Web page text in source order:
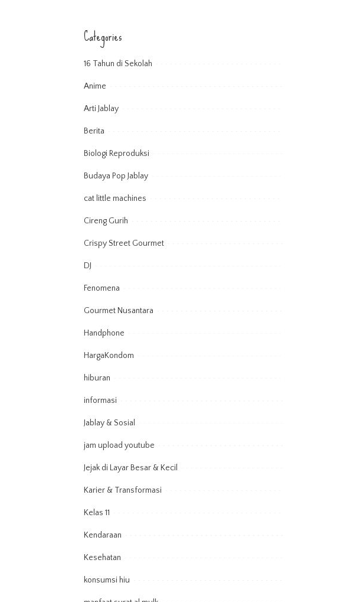
Categories
16 Tahun di Sekolah
Anime
Arti Jablay
Berita
Biologi Reproduksi
Budaya Pop Jablay
cat little machines
Cireng Gurih
Crispy Street Gourmet
DJ
Fenomena
Gourmet Nusantara
Handphone
HargaKondom
hiburan
informasi
Jablay & Sosial
jam upload youtube
Jejak di Layar Besar & Kecil
Karier & Transformasi
Kelas 11
Kendaraan
Kesehatan
konsumsi hiu